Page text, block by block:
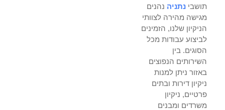
תושבינתניה נהנים
מגישה מהירה לצוותי
הניקיון שלנו, הזמינים
לביצוע עבודות מכל
הסוגים. בין
השירותים הנפוצים
באזור ניתן למנות
ניקיון דירות ובתים
פרטיים, ניקיון
משרדים ומבנים